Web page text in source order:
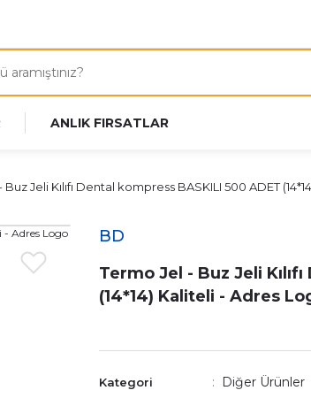
ANLIK FIRSATLAR
Jeli Kılıfı Dental kompress BASKILI 500 ADET
BD
Termo Jel - Buz Jeli
(14*14) Kaliteli - Adres
Kategori Diğer Ürünler